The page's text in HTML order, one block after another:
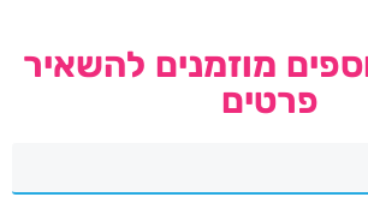
מוזמנים להשאיר
פרטים